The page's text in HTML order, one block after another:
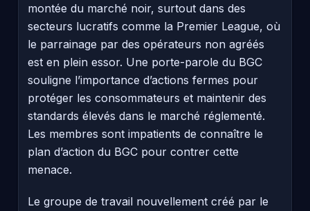
montée du marché noir, surtout dans des
secteurs lucratifs comme la Premier League, où
le parrainage par des opérateurs non agréés
est en plein essor. Une porte-parole du BGC
souligne l’importance d’actions fermes pour
protéger les consommateurs et maintenir des
standards élevés dans le marché réglementé.
Les membres sont impatients de connaître le
plan d’action du BGC pour contrer cette
menace.
Le groupe de travail nouvellement créé par le